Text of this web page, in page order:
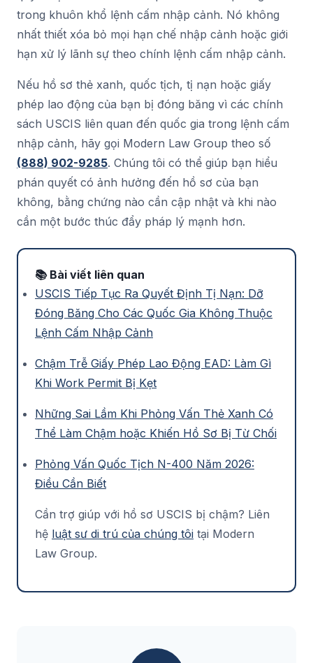
trong khuôn khổ lệnh cấm nhập cảnh. Nó không
nhất thiết xóa bỏ mọi hạn chế nhập cảnh hoặc giới
hạn xử lý lãnh sự theo chính lệnh cấm nhập cảnh.
Nếu hồ sơ thẻ xanh, quốc tịch, tị nạn hoặc giấy
phép lao động của bạn bị đóng băng vì các chính
sách USCIS liên quan đến quốc gia trong lệnh cấm
nhập cảnh, hãy gọi Modern Law Group theo số
(888) 902-9285. Chúng tôi có thể giúp bạn hiểu
phán quyết có ảnh hưởng đến hồ sơ của bạn
không, bằng chứng nào cần cập nhật và khi nào
cần một bước thúc đẩy pháp lý mạnh hơn.
📚 Bài viết liên quan
USCIS Tiếp Tục Ra Quyết Định Tị Nạn: Dỡ
Đóng Băng Cho Các Quốc Gia Không Thuộc
Lệnh Cấm Nhập Cảnh
Chậm Trễ Giấy Phép Lao Động EAD: Làm Gì
Khi Work Permit Bị Kẹt
Những Sai Lầm Khi Phỏng Vấn Thẻ Xanh Có
Thể Làm Chậm hoặc Khiến Hồ Sơ Bị Từ Chối
Phỏng Vấn Quốc Tịch N-400 Năm 2026:
Điều Cần Biết
Cần trợ giúp với hồ sơ USCIS bị chậm? Liên
hệ luật sư di trú của chúng tôi tại Modern
Law Group.